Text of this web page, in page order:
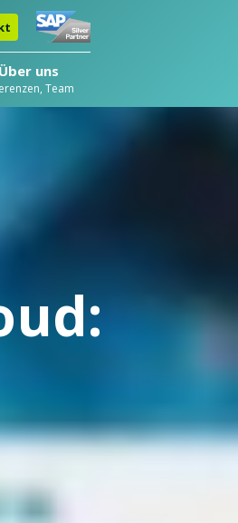
Über uns
Team